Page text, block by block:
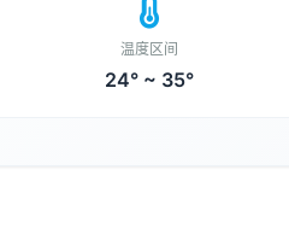
温度区间
24° ~ 35°